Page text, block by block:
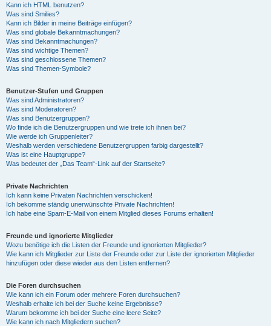
Kann ich HTML benutzen?
Was sind Smilies?
Kann ich Bilder in meine Beiträge einfügen?
Was sind globale Bekanntmachungen?
Was sind Bekanntmachungen?
Was sind wichtige Themen?
Was sind geschlossene Themen?
Was sind Themen-Symbole?
Benutzer-Stufen und Gruppen
Was sind Administratoren?
Was sind Moderatoren?
Was sind Benutzergruppen?
Wo finde ich die Benutzergruppen und wie trete ich ihnen bei?
Wie werde ich Gruppenleiter?
Weshalb werden verschiedene Benutzergruppen farbig dargestellt?
Was ist eine Hauptgruppe?
Was bedeutet der „Das Team“-Link auf der Startseite?
Private Nachrichten
Ich kann keine Privaten Nachrichten verschicken!
Ich bekomme ständig unerwünschte Private Nachrichten!
Ich habe eine Spam-E-Mail von einem Mitglied dieses Forums erhalten!
Freunde und ignorierte Mitglieder
Wozu benötige ich die Listen der Freunde und ignorierten Mitglieder?
Wie kann ich Mitglieder zur Liste der Freunde oder zur Liste der ignorierten Mitglieder
hinzufügen oder diese wieder aus den Listen entfernen?
Die Foren durchsuchen
Wie kann ich ein Forum oder mehrere Foren durchsuchen?
Weshalb erhalte ich bei der Suche keine Ergebnisse?
Warum bekomme ich bei der Suche eine leere Seite?
Wie kann ich nach Mitgliedern suchen?